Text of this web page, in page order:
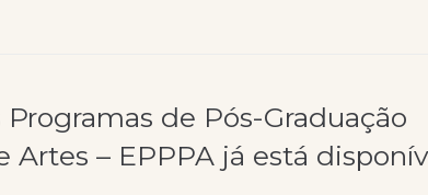
de Pós-Graduação
Artes – EPPPA já está